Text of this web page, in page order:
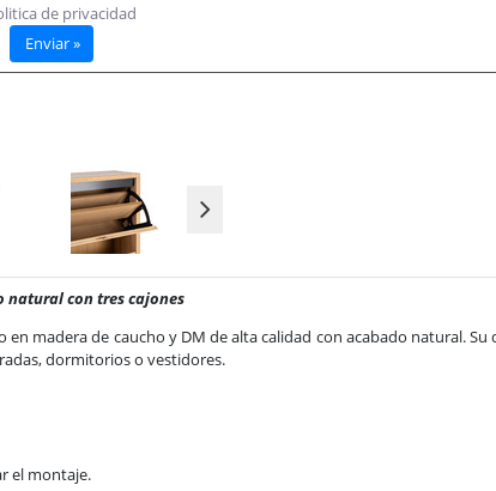
natural con tres cajones
en madera de caucho y DM de alta calidad con acabado natural.
dormitorios o vestidores.
el montaje.
de privacidad
Enviar »